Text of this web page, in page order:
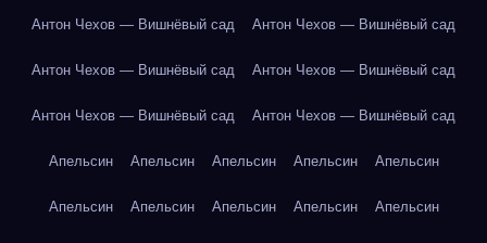
Антон Чехов — Вишнёвый сад Антон Чехов — Вишнёвый сад
Антон Чехов — Вишнёвый сад Антон Чехов — Вишнёвый сад
Антон Чехов — Вишнёвый сад Антон Чехов — Вишнёвый сад
Апельсин Апельсин Апельсин Апельсин Апельсин
Апельсин Апельсин Апельсин Апельсин Апельсин